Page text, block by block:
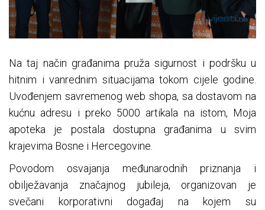
Na taj način građanima pruža sigurnost i podršku u
hitnim i vanrednim situacijama tokom cijele godine.
Uvođenjem savremenog web shopa, sa dostavom na
kućnu adresu i preko 5000 artikala na istom, Moja
apoteka je postala dostupna građanima u svim
krajevima Bosne i Hercegovine.
Povodom osvajanja međunarodnih priznanja i
obilježavanja značajnog jubileja, organizovan je
svečani korporativni događaj na kojem su